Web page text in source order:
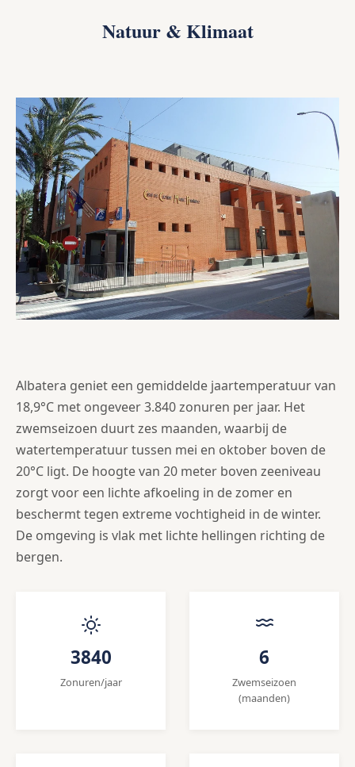
Natuur & Klimaat
Albatera geniet een gemiddelde jaartemperatuur van
18,9°C met ongeveer 3.840 zonuren per jaar. Het
zwemseizoen duurt zes maanden, waarbij de
watertemperatuur tussen mei en oktober boven de
20°C ligt. De hoogte van 20 meter boven zeeniveau
zorgt voor een lichte afkoeling in de zomer en
beschermt tegen extreme vochtigheid in de winter.
De omgeving is vlak met lichte hellingen richting de
bergen.
3840
Zonuren/jaar
6
Zwemseizoen
(maanden)